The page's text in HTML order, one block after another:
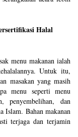
Halal
menu makanan ialah
Untuk itu,
masakan yang masih
menu seperti menu
penyembelihan, dan
Islam. Bahan makanan
terjaga dan terjamin